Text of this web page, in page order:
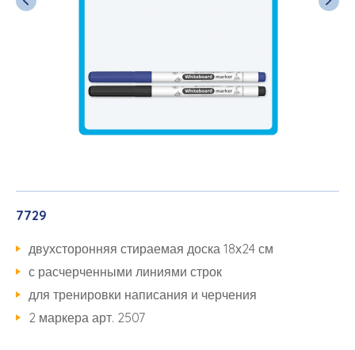
7729
двухсторонняя стираемая доска 18х24 см
с расчерченными линиями строк
для тренировки написания и черчения
2 маркера арт. 2507